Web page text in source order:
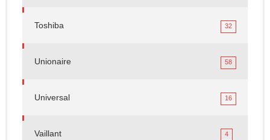
Toshiba 32
Unionaire 58
Universal 16
Vaillant 4